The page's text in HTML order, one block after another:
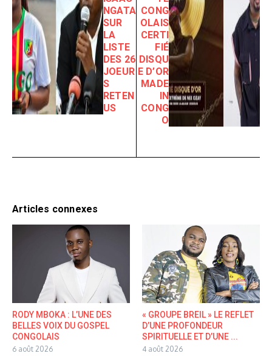
NGATA
SUR
LA
LISTE
DES 26
JOEUR
S
RETEN
US
CONG
OLAIS
CERTI
FIÉ
DISQU
E D’OR
MADE
IN
CONG
O
Articles connexes
RODY MBOKA : L’UNE DES
BELLES VOIX DU GOSPEL
CONGOLAIS
6 août 2026
« GROUPE BREIL » LE REFLET
D’UNE PROFONDEUR
SPIRITUELLE ET D’UNE ...
4 août 2026